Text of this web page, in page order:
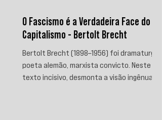
O Fascismo é a Verdadeira Face do
Capitalismo - Bertolt Brecht
Bertolt Brecht (1898–1956) foi dramaturgo e
poeta alemão, marxista convicto. Neste
texto incisivo, desmonta a visão ingênua